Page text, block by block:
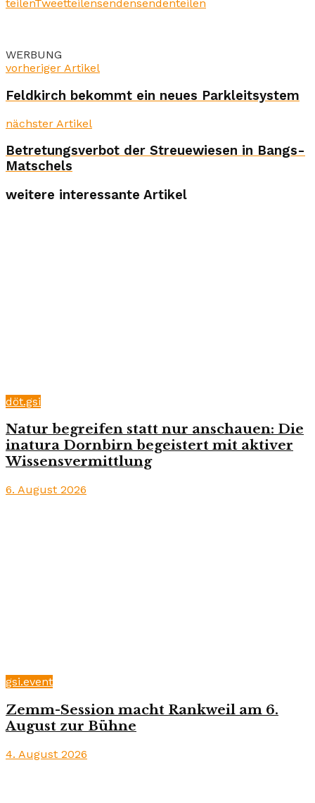
teilenTweetteilensendensendenteilen
WERBUNG
vorheriger Artikel
Feldkirch bekommt ein neues Parkleitsystem
nächster Artikel
Betretungsverbot der Streuewiesen in Bangs-
Matschels
weitere interessante Artikel
döt.gsi
Natur begreifen statt nur anschauen: Die
inatura Dornbirn begeistert mit aktiver
Wissensvermittlung
6. August 2026
gsi.event
Zemm-Session macht Rankweil am 6.
August zur Bühne
4. August 2026